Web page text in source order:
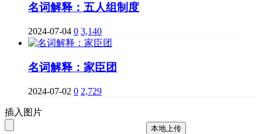
名词解释：五人组制度
2024-07-04 0 3,140
名词解释：家臣团
2024-07-02 0 2,729
插入图片
本地上传